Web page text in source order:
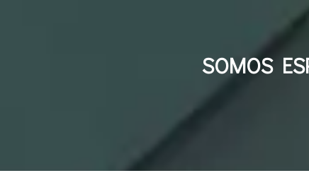
SOMOS